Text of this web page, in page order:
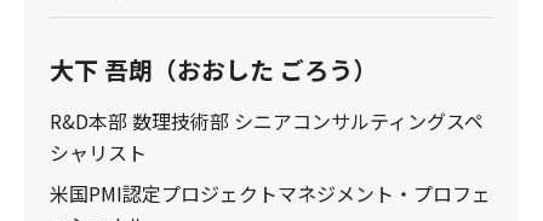
大下 吾朗（おおした ごろう）
R&D本部 数理技術部 シニアコンサルティングスペ
シャリスト
米国PMI認定プロジェクトマネジメント・プロフェ